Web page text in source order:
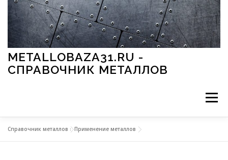
Перейти к содержимому
METALLOBAZA31.RU -
СПРАВОЧНИК МЕТАЛЛОВ
Меню
Справочник металлов »Применение металлов